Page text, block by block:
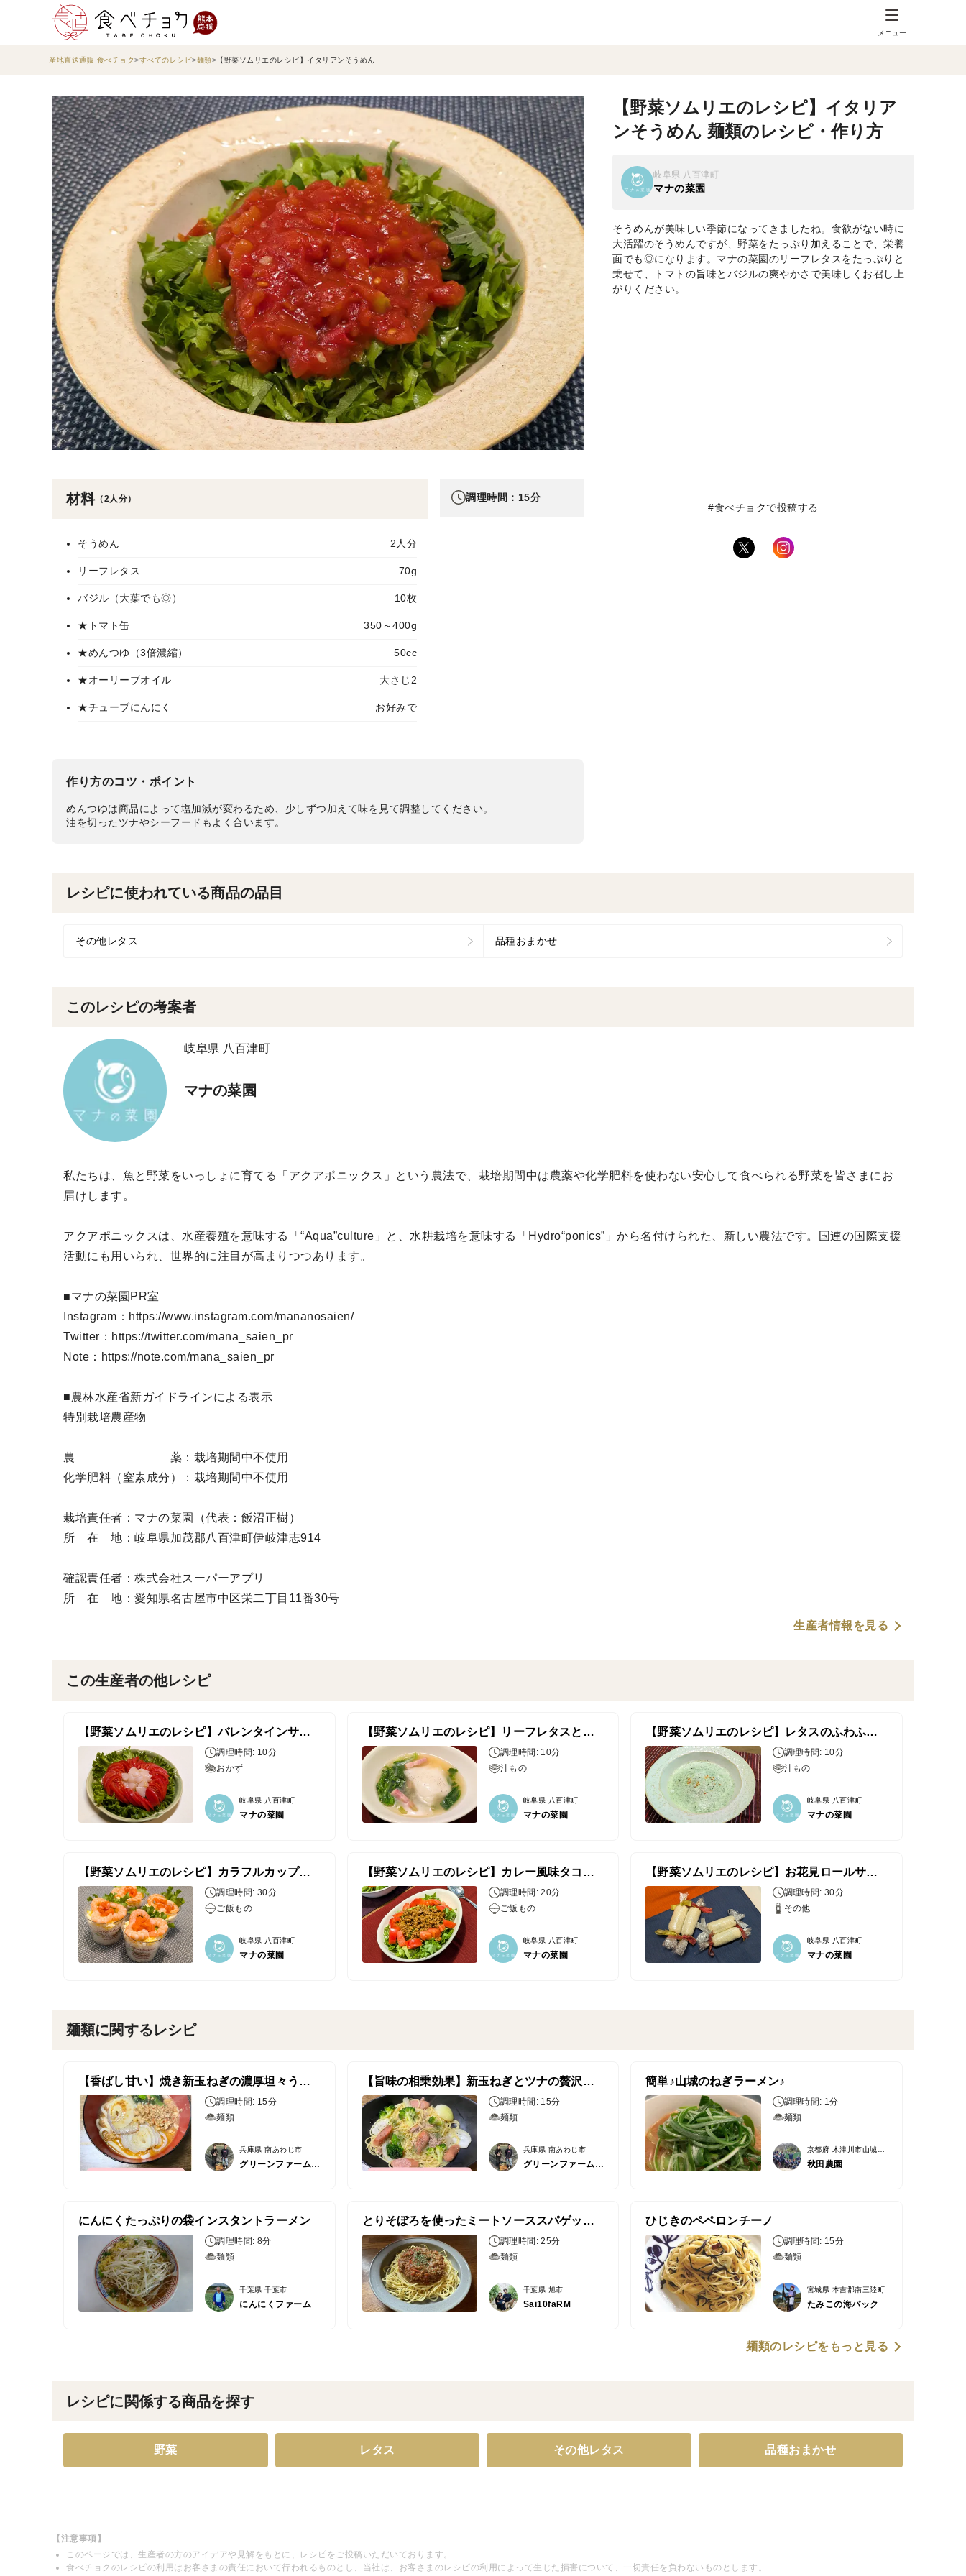
メニュー
産地直送通販 食べチョク すべてのレシピ 麺類 【野菜ソムリエのレシピ】イタリアンそうめん
【野菜ソムリエのレシピ】イタリア
ンそうめん 麺類のレシピ・作り方
岐阜県 八百津町
マナの菜園
そうめんが美味しい季節になってきましたね。食欲がない時に
大活躍のそうめんですが、野菜をたっぷり加えることで、栄養
面でも◎になります。マナの菜園のリーフレタスをたっぷりと
乗せて、トマトの旨味とバジルの爽やかさで美味しくお召し上
がりください。
材料（2人分）
そうめん 2人分
リーフレタス 70g
バジル（大葉でも◎） 10枚
★トマト缶 350～400g
★めんつゆ（3倍濃縮） 50cc
★オーリーブオイル 大さじ2
★チューブにんにく お好みで
調理時間：15分
作り方のコツ・ポイント
めんつゆは商品によって塩加減が変わるため、少しずつ加えて味を見て調整してください。
油を切ったツナやシーフードもよく合います。
#食べチョクで投稿する
レシピに使われている商品の品目
その他レタス 品種おまかせ
このレシピの考案者
岐阜県 八百津町
マナの菜園
私たちは、魚と野菜をいっしょに育てる「アクアポニックス」という農法で、栽培期間中は農薬や化学肥料を使わない安心して食べられる野菜を皆さまにお
届けします。
アクアポニックスは、水産養殖を意味する「“Aqua”culture」と、水耕栽培を意味する「Hydro“ponics”」から名付けられた、新しい農法です。国連の国際支援
活動にも用いられ、世界的に注目が高まりつつあります。
■マナの菜園PR室
Instagram：https://www.instagram.com/mananosaien/
Twitter：https://twitter.com/mana_saien_pr
Note：https://note.com/mana_saien_pr
■農林水産省新ガイドラインによる表示
特別栽培農産物
農 薬：栽培期間中不使用
化学肥料（窒素成分）：栽培期間中不使用
栽培責任者：マナの菜園（代表：飯沼正樹）
所 在 地：岐阜県加茂郡八百津町伊岐津志914
確認責任者：株式会社スーパーアプリ
所 在 地：愛知県名古屋市中区栄二丁目11番30号
生産者情報を見る
この生産者の他レシピ
【野菜ソムリエのレシピ】バレンタインサラダ
調理時間: 10分
おかず
岐阜県 八百津町
マナの菜園
【野菜ソムリエのレシピ】リーフレタスとお餅のスープ
調理時間: 10分
汁もの
岐阜県 八百津町
マナの菜園
【野菜ソムリエのレシピ】レタスのふわふわポタージュ
調理時間: 10分
汁もの
岐阜県 八百津町
マナの菜園
【野菜ソムリエのレシピ】カラフルカップ寿司
調理時間: 30分
ご飯もの
岐阜県 八百津町
マナの菜園
【野菜ソムリエのレシピ】カレー風味タコライス
調理時間: 20分
ご飯もの
岐阜県 八百津町
マナの菜園
【野菜ソムリエのレシピ】お花見ロールサンド
調理時間: 30分
その他
岐阜県 八百津町
マナの菜園
麺類に関するレシピ
【香ばし甘い】焼き新玉ねぎの濃厚坦々うどん
調理時間: 15分
麺類
兵庫県 南あわじ市
グリーンファーム居内
【旨味の相乗効果】新玉ねぎとツナの贅沢お出汁パスタ
調理時間: 15分
麺類
兵庫県 南あわじ市
グリーンファーム居内
簡単♪山城のねぎラーメン♪
調理時間: 1分
麺類
秋田農園
にんにくたっぷりの袋インスタントラーメン
調理時間: 8分
麺類
千葉県 千葉市
にんにくファーム
とりそぼろを使ったミートソーススパゲッティ
調理時間: 25分
麺類
千葉県 旭市
Sai10faRM
ひじきのペペロンチーノ
調理時間: 15分
麺類
宮城県 本吉郡南三陸町
たみこの海パック
麺類のレシピをもっと見る
レシピに関係する商品を探す
野菜 レタス その他レタス 品種おまかせ
【注意事項】
このページでは、生産者の方のアイデアや見解をもとに、レシピをご投稿いただいております。
食べチョクのレシピの利用はお客さまの責任において行われるものとし、当社は、お客さまのレシピの利用によって生じた損害について、一切責任を負わないものとします。